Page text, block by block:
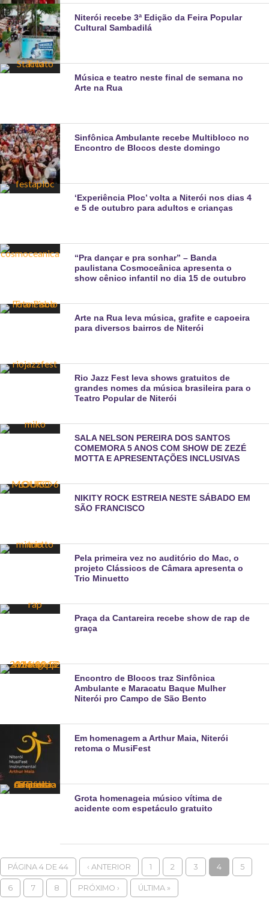
Niterói recebe 3ª Edição da Feira Popular
Cultural Sambadilá
Música e teatro neste final de semana no
Arte na Rua
Sinfônica Ambulante recebe Multibloco no
Encontro de Blocos deste domingo
‘Experiência Ploc’ volta a Niterói nos dias 4
e 5 de outubro para adultos e crianças
“Pra dançar e pra sonhar” – Banda
paulistana Cosmoceânica apresenta o
show cênico infantil no dia 15 de outubro
Arte na Rua leva música, grafite e capoeira
para diversos bairros de Niterói
Rio Jazz Fest leva shows gratuitos de
grandes nomes da música brasileira para o
Teatro Popular de Niterói
SALA NELSON PEREIRA DOS SANTOS
COMEMORA 5 ANOS COM SHOW DE ZEZÉ
MOTTA E APRESENTAÇÕES INCLUSIVAS
NIKITY ROCK ESTREIA NESTE SÁBADO EM
SÃO FRANCISCO
Pela primeira vez no auditório do Mac, o
projeto Clássicos de Câmara apresenta o
Trio Minuetto
Praça da Cantareira recebe show de rap de
graça
Encontro de Blocos traz Sinfônica
Ambulante e Maracatu Baque Mulher
Niterói pro Campo de São Bento
Em homenagem a Arthur Maia, Niterói
retoma o MusiFest
Grota homenageia músico vítima de
acidente com espetáculo gratuito
PÁGINA 4 DE 44 ‹ ANTERIOR 1 2 3 4 5
6 7 8 PRÓXIMO › ÚLTIMA »